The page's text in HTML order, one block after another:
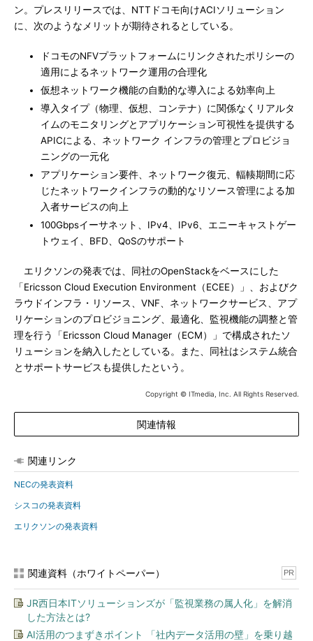
ン。プレスリリースでは、NTTドコモ向けACIソリューション
に、次のようなメリットが期待されるとしている。
ドコモのNFVプラットフォームにリンクされたポリシーの
適用によるネットワーク運用の合理化
仮想ネットワーク機能の自動的な導入による効率向上
導入タイプ（物理、仮想、コンテナ）に関係なくリアルタ
イムのモニタリングとアプリケーション可視性を提供する
APICによる、ネットワーク インフラの管理とプロビジョ
ニングの一元化
アプリケーション要件、ネットワーク復元、輻輳期間に応
じたネットワークインフラの動的なリソース管理による加
入者サービスの向上
100Gbpsイーサネット、IPv4、IPv6、エニーキャストゲー
トウェイ、BFD、QoSのサポート
エリクソンの発表では、同社のOpenStackをベースにした
「Ericsson Cloud Execution Environment（ECEE）」、およびク
ラウドインフラ・リソース、VNF、ネットワークサービス、アプ
リケーションのプロビジョニング、最適化、監視機能の調整と管
理を行う「Ericsson Cloud Manager（ECM）」で構成されたソ
リューションを納入したとしている。また、同社はシステム統合
とサポートサービスも提供したという。
Copyright © ITmedia, Inc. All Rights Reserved.
関連情報
関連リンク
NECの発表資料
シスコの発表資料
エリクソンの発表資料
関連資料（ホワイトペーパー） PR
JR西日本ITソリューションズが「監視業務の属人化」を解消
した方法とは?
AI活用のつまずきポイント 「社内データ活用の壁」を乗り越